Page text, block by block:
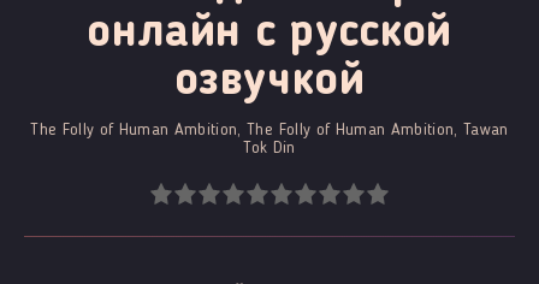
онлайн c русской
озвучкой
The Folly of Human Ambition, The Folly of Human Ambition, Tawan
Tok Din